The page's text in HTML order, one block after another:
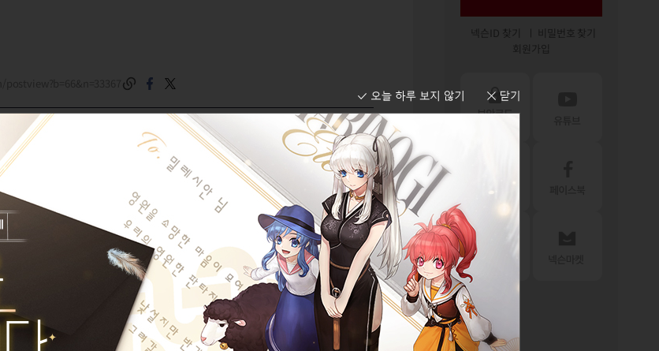
목록
넥슨ID 찾기
비밀번호 찾기
회원가입